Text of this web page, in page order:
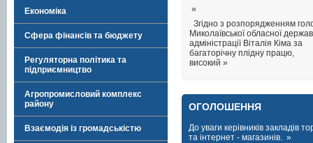
Економіка
Сфера фінансів та бюджету
Регуляторна політика та
підприємництво
Агропромисловий комплекс
району
Взаємодія із громадськістю
»
Згідно з розпорядженням
Миколаївської обласної
адміністрації Віталія Кіма за
багаторічну плідну працю,
високий »
ОГОЛОШЕННЯ
До уваги керівників закладів
та інтернет - магазинів. »